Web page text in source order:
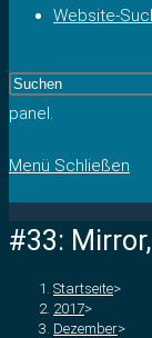
Website-
panel.
Menü Schließen
#33:
Startseite>
2017>
Dezember>